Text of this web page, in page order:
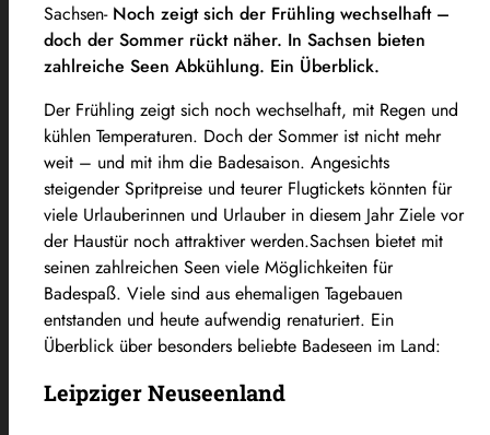
Sachsen- Noch zeigt sich der Frühling wechselhaft –
doch der Sommer rückt näher. In Sachsen bieten
zahlreiche Seen Abkühlung. Ein Überblick.
Der Frühling zeigt sich noch wechselhaft, mit Regen und
kühlen Temperaturen. Doch der Sommer ist nicht mehr
weit – und mit ihm die Badesaison. Angesichts
steigender Spritpreise und teurer Flugtickets könnten für
viele Urlauberinnen und Urlauber in diesem Jahr Ziele vor
der Haustür noch attraktiver werden.Sachsen bietet mit
seinen zahlreichen Seen viele Möglichkeiten für
Badespaß. Viele sind aus ehemaligen Tagebauen
entstanden und heute aufwendig renaturiert. Ein
Überblick über besonders beliebte Badeseen im Land:
Leipziger Neuseenland